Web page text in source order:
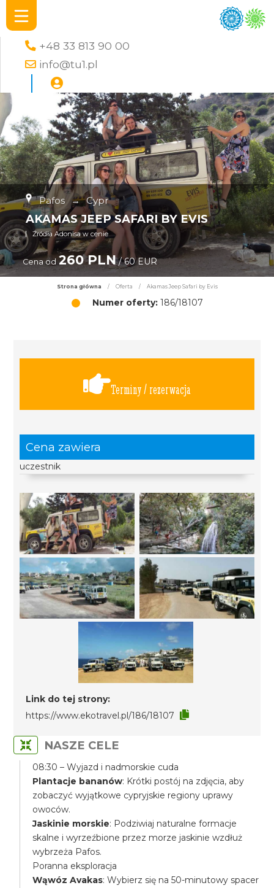
+48 33 813 90 00
info@tu1.pl
Pafos → Cypr
AKAMAS JEEP SAFARI BY EVIS
Źródła Adonisa w cenie
Cena od 260 PLN/ 60 EUR
Strona główna / Oferta / Akamas Jeep Safari by Evis
Numer oferty:186/18107
Terminy / rezerwacja
Cena zawiera
uczestnik
Link do tej strony:
https://www.ekotravel.pl/186/18107
NASZE CELE
08:30 – Wyjazd i nadmorskie cuda
Plantacje bananów: Krótki postój na zdjęcia, aby
zobaczyć wyjątkowe cypryjskie regiony uprawy
owoców.
Jaskinie morskie: Podziwiaj naturalne formacje
skalne i wyrzeźbione przez morze jaskinie wzdłuż
wybrzeża Pafos.
Poranna eksploracja
Wąwóz Avakas: Wybierz się na 50-minutowy spacer